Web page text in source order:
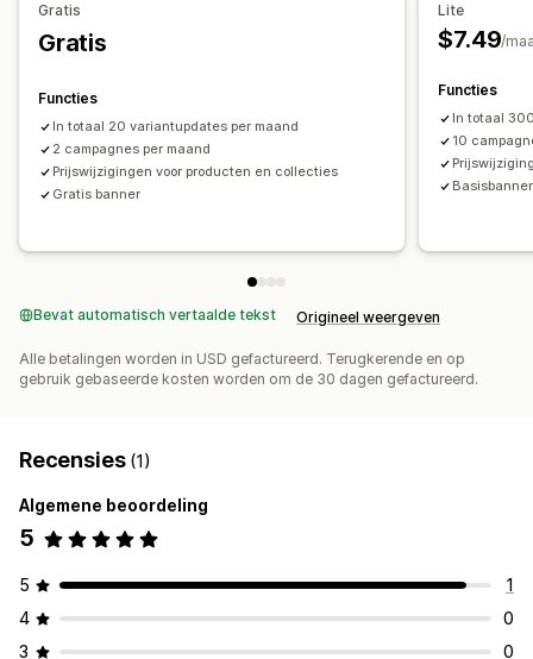
Gratis
Gratis
Functies
In totaal 20 variantupdates per maand
2 campagnes per maand
Prijswijzigingen voor producten en collecties
Gratis banner
Lite
$7.49/
Functies
In totaal
10
Basisbanner
Bevat automatisch vertaalde tekst Origineel weergeven
Alle betalingen worden in USD gefactureerd. Terugkerende en op
gebruik gebaseerde kosten worden om de 30 dagen gefactureerd.
Recensies (1)
Algemene beoordeling
5
5
1
4
0
3
0